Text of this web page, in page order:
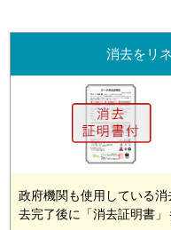
消去をリ
政府機関も使用している
去完了後に「消去証明書」